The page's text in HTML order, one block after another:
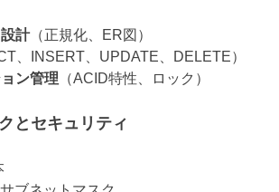
計（正規化、ER図）
、INSERT、UPDATE、DELETE）
ン管理 （ACID特性、ロック）
とセキュリティ